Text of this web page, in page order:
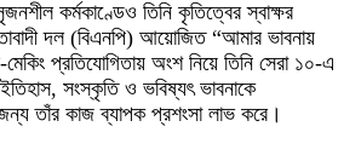
কর্মকাণ্ডেও তিনি কৃতিত্বের স্বাক্ষর
দল (বিএনপি) আয়োজিত “আমার ভাবনায়
মেকিং প্রতিযোগিতায় অংশ নিয়ে তিনি সেরা ১০-এ
সংস্কৃতি ও ভবিষ্যৎ ভাবনাকে
তাঁর কাজ ব্যাপক প্রশংসা লাভ করে।